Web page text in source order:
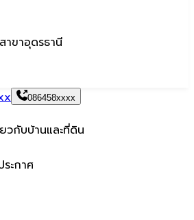
ขาอุดรธานี
086458xxxx
วกับบ้านและที่ดิน
ระกาศ